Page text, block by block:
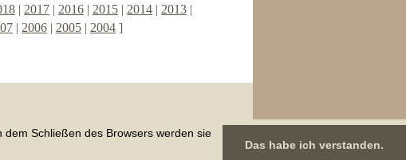
Schließen des Browsers werden sie
Das habe ich verstanden.
| 2017 | 2016 | 2015 | 2014 | 2013 |
| 2006 | 2005 | 2004 ]
34399 Wesertal (ehemals 37194 Wahlsburg)